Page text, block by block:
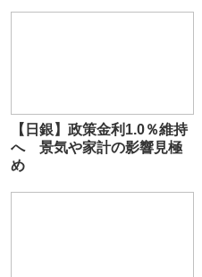
【日銀】政策金利1.0％維持
へ 景気や家計の影響見極
め